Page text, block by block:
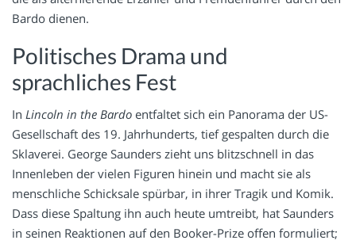
Bardo dienen.
Politisches Drama und
sprachliches Fest
In Lincoln in the Bardo entfaltet sich ein Panorama der US-
Gesellschaft des 19. Jahrhunderts, tief gespalten durch die
Sklaverei. George Saunders zieht uns blitzschnell in das
Innenleben der vielen Figuren hinein und macht sie als
menschliche Schicksale spürbar, in ihrer Tragik und Komik.
Dass diese Spaltung ihn auch heute umtreibt, hat Saunders
in seinen Reaktionen auf den Booker-Prize offen formuliert;